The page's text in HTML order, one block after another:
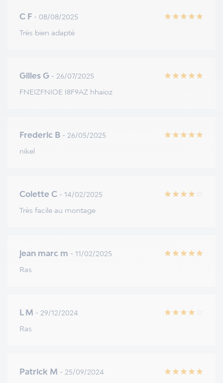
C F - 08/08/2025 star star star star star
Très bien adapté
Gilles G - 26/07/2025 star star star star star
FNEIZFNIOE I8F9AZ hhaioz
Frederic B - 26/05/2025 star star star star star
nikel
Colette C - 14/02/2025 star star star star
Très facile au montage
jean marc m - 11/02/2025 star star star star star
Ras
L M - 29/12/2024 star star star star
Ras
Patrick M - 25/09/2024 star star star star star